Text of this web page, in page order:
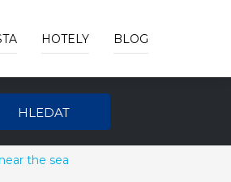
HOTELY BLOG
HLEDAT
the sea